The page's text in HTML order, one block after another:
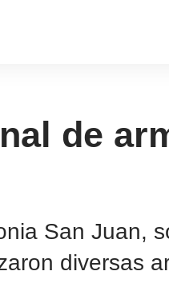
de
San Juan,
diversas